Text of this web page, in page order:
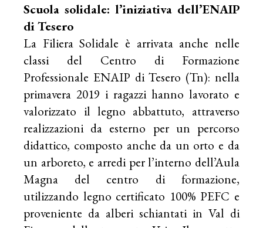
Scuola solidale: l’iniziativa dell’ENAIP
di Tesero
La Filiera Solidale è arrivata anche nelle
classi del Centro di Formazione
Professionale ENAIP di Tesero (Tn): nella
primavera 2019 i ragazzi hanno lavorato e
valorizzato il legno abbattuto, attraverso
realizzazioni da esterno per un percorso
didattico, composto anche da un orto e da
un arboreto, e arredi per l’interno dell’Aula
Magna del centro di formazione,
utilizzando legno certificato 100% PEFC e
proveniente da alberi schiantati in Val di